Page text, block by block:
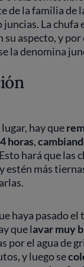
de la familia de
La chufa
su aspecto, y
la denomina
hay que
horas,
Esto hará que las
estén más
haya pasado el
que lavar muy
por el agua de
y luego se